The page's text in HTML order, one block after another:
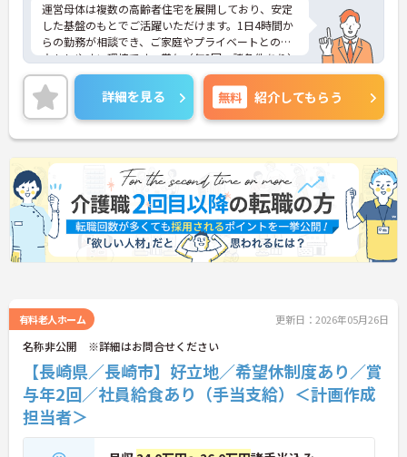
運営母体は複数の高齢者住宅を展開しており、安定
した基盤のもとでご活躍いただけます。1日4時間か
らの勤務が相談でき、ご家庭やプライベートとの両
立もしやすい環境です。賞与（年2回、諸条件あり）
や昇給の実績もあり、あなたの頑張りがしっかりと
評価されます。無料の社員給食（1日1食）や、育休
からの復職をサポートする育児給付金+（プラス）
制度（最大10万円）、資格取得支援制度（最大10万
円補助）など、福利厚生も充実しています。社内研
修やキャリアパス制度も整っており、スキルアップ
を目指したい方にも最適です。ご興味のある方に
は、面接対策ポイントなど、さらに詳細をお話しし
ますのでお気軽にご相談ください！
詳細を見る 無料 紹介してもらう
有料老人ホーム 更新日：2026年05月26日
名称非公開 ※詳細はお問合せください
【長崎県／長崎市】好立地／希望休制度あり／賞
与年2回／社員給食あり（手当支給）＜計画作成
担当者＞